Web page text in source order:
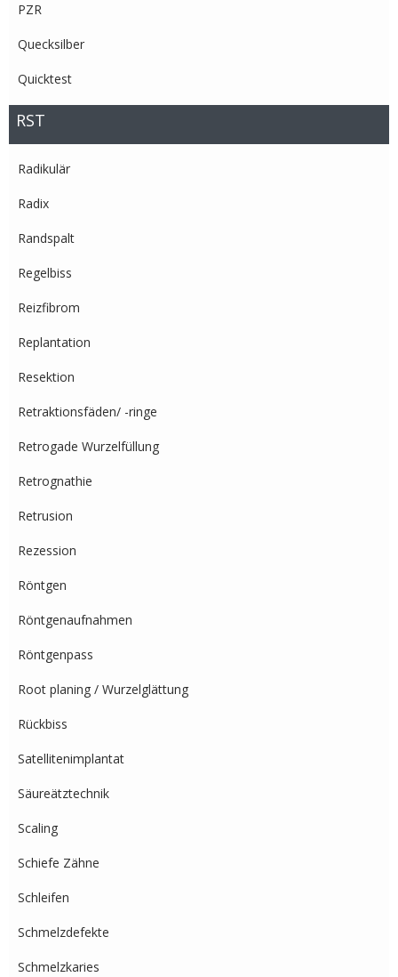
PZR
Quecksilber
Quicktest
RST
Radikulär
Radix
Randspalt
Regelbiss
Reizfibrom
Replantation
Resektion
Retraktionsfäden/ -ringe
Retrogade Wurzelfüllung
Retrognathie
Retrusion
Rezession
Röntgen
Röntgenaufnahmen
Röntgenpass
Root planing / Wurzelglättung
Rückbiss
Satellitenimplantat
Säureätztechnik
Scaling
Schiefe Zähne
Schleifen
Schmelzdefekte
Schmelzkaries